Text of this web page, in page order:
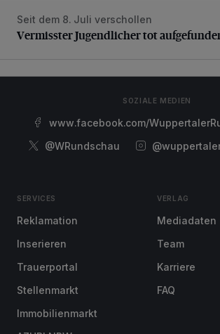
Vermisster Jugendlicher tot aufgefunden
Seit dem 8. Juli verschollen
Vermisster Jugendlicher tot
SOZIALE MEDIEN
www.facebook.com/
@WRundschau
SERVICES
Reklamation
Inserieren
Trauerportal
Stellenmarkt
Immobilienmarkt
VERLAG
Mediadaten
Team
Karriere
FAQ